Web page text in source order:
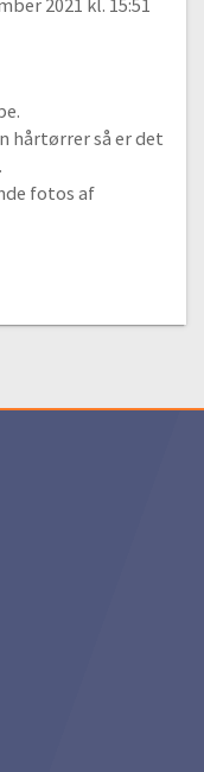
hårtørrer så er det
fotos af